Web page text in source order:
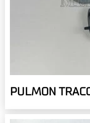
PULMON